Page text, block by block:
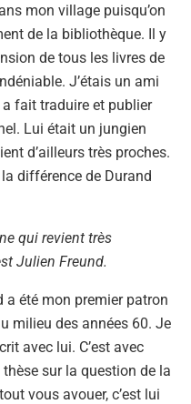
mon village puisqu’on
de la bibliothèque. Il y
de tous les livres de
J’étais un ami
fait traduire et publier
Lui était un jungien
d’ailleurs très proches.
différence de Durand
qui revient très
Julien Freund.
été mon premier patron
milieu des années 60. Je
avec lui. C’est avec
sur la question de la
vous avouer, c’est lui